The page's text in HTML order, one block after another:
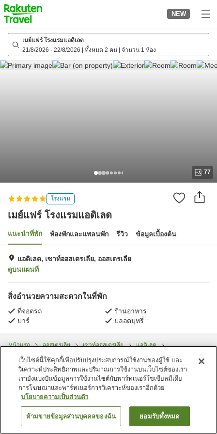
to
top
page
NEW
เมย์แฟร์ โรงแรมแอดิเลด
21/8/2026 - 22/8/2026 ทั้งหมด 2 คน จำนวน 1 ห้อง
77
โรงแรม
เมย์แฟร์ โรงแรมแอดิเลด
แนะนำที่พัก ห้องพักและแพลนพัก รีวิว ข้อมูลเบื้องต้น
แอดิเลด, เซาท์ออสเตรเลีย, ออสเตรเลีย
ดูบนแผนที่
สิ่งอำนวยความสะดวกในที่พัก
ที่จอดรถ
ร้านอาหาร
บาร์
ปลอดบุหรี่
หน้าแรก ออสเตรเลีย เซาท์ออสเตรเลีย
แอดิเลด
เมย์แฟร์ โรงแรมแอดิเลด
ค้นหาห้องพัก
เว็บไซต์นี้ใช้คุกกี้เพื่อปรับปรุงประสบการณ์ใช้งานของผู้ใช้ และ
วิเคราะห์ประสิทธิภาพและปริมาณการใช้งานบนเว็บไซต์ของเรา
เรายังแบ่งปันข้อมูลการใช้งานไซต์กับพาร์ทเนอร์โซเชียลมีเดีย
การโฆษณาและพาร์ทเนอร์การวิเคราะห์ของเราอีกด้วย
นโยบายความเป็นส่วนตัว
ห้ามขายข้อมูลส่วนบุคคลของฉัน ยอมรับทั้งหมด